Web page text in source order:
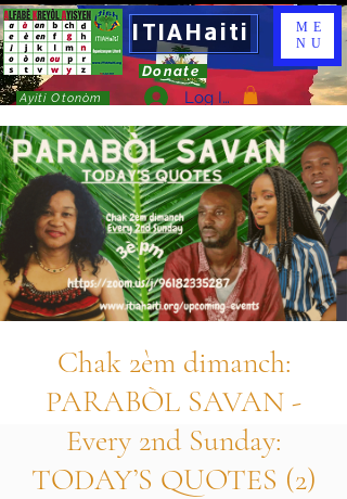
ITIAHaiti
Donate
Ayiti Otonòm Log In
ME
NU
Chak 2èm dimanch:
PARABÒL SAVAN -
Every 2nd Sunday:
TODAY’S QUOTES (2)